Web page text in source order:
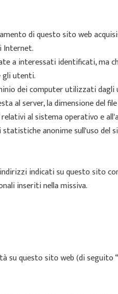
di questo sito web
Internet.
a interessati identificati, ma
gli utenti.
dei computer utilizzati
al server, la dimensione del
al sistema operativo e
anonime sull'uso
indicati su questo sito
inseriti nella missiva.
questo sito web (di seguito